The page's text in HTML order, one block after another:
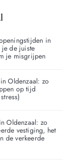
in
je de juiste
je misgrijpen
Oldenzaal: zo
op tijd
Oldenzaal: zo
vestiging, het
de verkeerde